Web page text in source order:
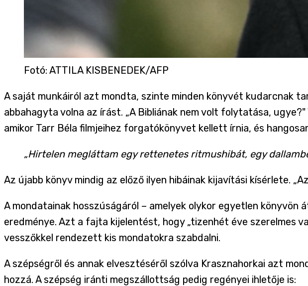
Fotó: ATTILA KISBENEDEK/AFP
A saját munkáiról azt mondta, szinte minden könyvét kudarcnak
abbahagyta volna az írást. „A Bibliának nem volt folytatása,
amikor Tarr Béla filmjeihez forgatókönyvet kellett írnia, és
„Hirtelen megláttam egy rettenetes ritmushibát, egy
Az újabb könyv mindig az előző ilyen hibáinak kijavítási kísérlete.
A mondatainak hosszúságáról – amelyek olykor egyetlen könyvön
eredménye. Azt a fajta kijelentést, hogy „tizenhét éve szerelmes
vesszőkkel rendezett kis mondatokra szabdalni.
A szépségről és annak elvesztéséről szólva Krasznahorkai azt
hozzá. A szépség iránti megszállottság pedig regényei ihletője is: